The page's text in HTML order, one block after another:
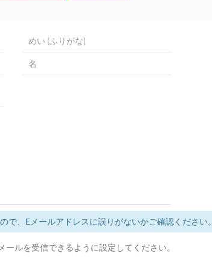
で、Eメールアドレスに誤りがないかご確認ください。
ルを受信できるように設定してください。